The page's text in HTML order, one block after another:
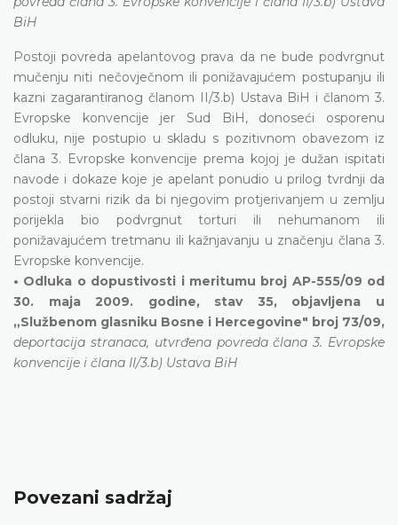
BiH
Postoji povreda apelantovog prava da ne bude podvrgnut
mučenju niti nečovječnom ili ponižavajućem postupanju ili
kazni zagarantiranog članom II/3.b) Ustava BiH i članom 3.
Evropske konvencije jer Sud BiH, donoseći osporenu
odluku, nije postupio u skladu s pozitivnom obavezom iz
člana 3. Evropske konvencije prema kojoj je dužan ispitati
navode i dokaze koje je apelant ponudio u prilog tvrdnji da
postoji stvarni rizik da bi njegovim protjerivanjem u zemlju
porijekla bio podvrgnut torturi ili nehumanom ili
ponižavajućem tretmanu ili kažnjavanju u značenju člana 3.
Evropske konvencije.
• Odluka o dopustivosti i meritumu broj AP-555/09 od
30. maja 2009. godine, stav 35, objavljena u
„Službenom glasniku Bosne i Hercegovine" broj 73/09,
deportacija stranaca, utvrđena povreda člana 3. Evropske
konvencije i člana II/3.b) Ustava BiH
Povezani sadržaj